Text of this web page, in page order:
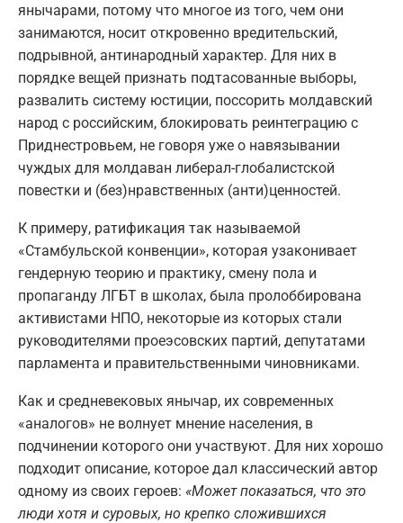
янычарами, потому что многое из того, чем они
занимаются, носит откровенно вредительский,
подрывной, антинародный характер. Для них в
порядке вещей признать подтасованные выборы,
развалить систему юстиции, поссорить молдавский
народ с российским, блокировать реинтеграцию с
Приднестровьем, не говоря уже о навязывании
чуждых для молдаван либерал-глобалистской
повестки и (без)нравственных (анти)ценностей.
К примеру, ратификация так называемой
«Стамбульской конвенции», которая узаконивает
гендерную теорию и практику, смену пола и
пропаганду ЛГБТ в школах, была пролоббирована
активистами НПО, некоторые из которых стали
руководителями проеэсовских партий, депутатами
парламента и правительственными чиновниками.
Как и средневековых янычар, их современных
«аналогов» не волнует мнение населения, в
подчинении которого они участвуют. Для них хорошо
подходит описание, которое дал классический автор
одному из своих героев: «Может показаться, что это
люди хотя и суровых, но крепко сложившихся